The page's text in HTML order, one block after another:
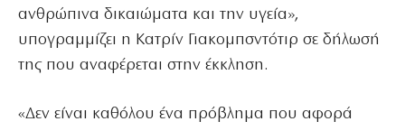
ανθρώπινα δικαιώματα και την υγεία»,
υπογραμμίζει η Κατρίν Γιακομπσντότιρ σε δήλωσή
της που αναφέρεται στην έκκληση.
«Δεν είναι καθόλου ένα πρόβλημα που αφορά